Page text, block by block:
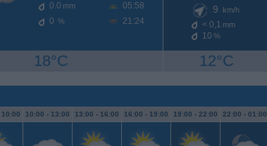
0.0 mm
0 %
05:58
21:24
18°C
9 km/h
< 0,1 mm
10 %
12°C
10:00 10:00 - 13:00 13:00 - 16:00 16:00 - 19:00 19:00 - 22:00 22:00 - 01:00